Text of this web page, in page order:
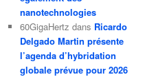
nanotechnologies
60GigaHertz dans Ricardo
Delgado Martin présente
l’agenda d’hybridation
globale prévue pour 2026